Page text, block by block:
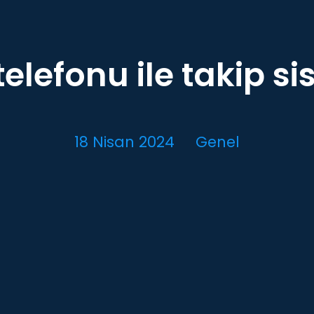
ile takip
18 Nisan 2024 Genel